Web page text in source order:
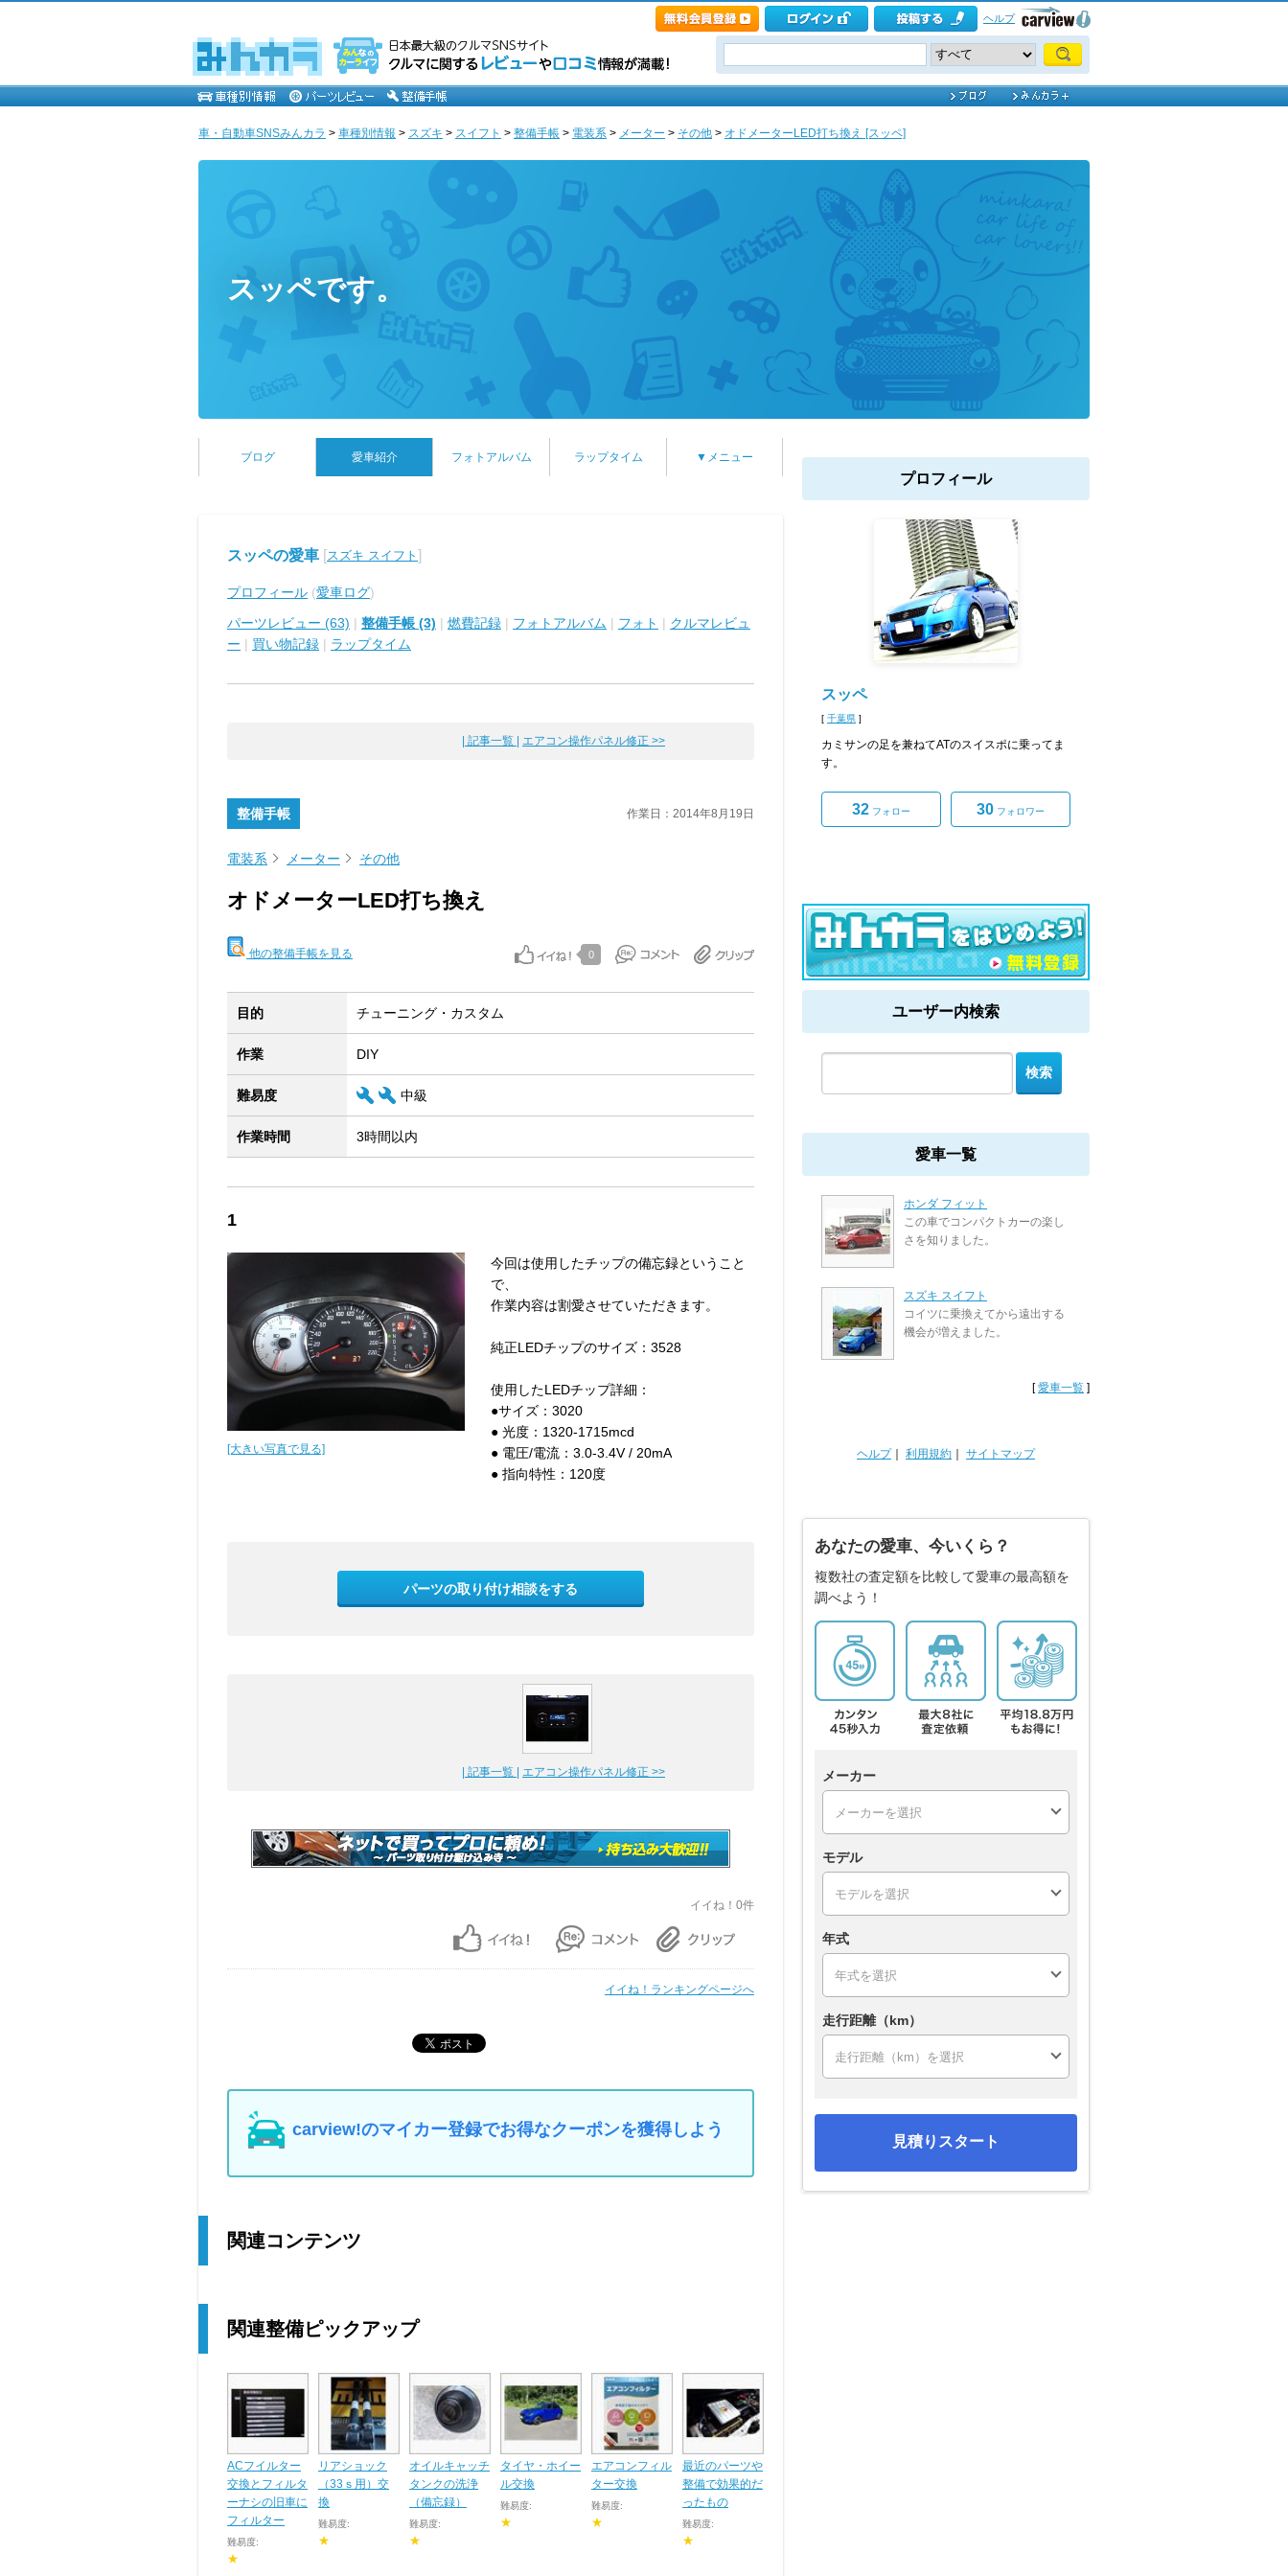
ヘルプ
車・自動車SNSみんカラ > 車種別情報 > スズキ > スイフト > 整備手帳 > 電装系 > メーター > その他 > オドメーターLED打ち換え [スッペ]
スッペです。
ブログ 愛車紹介 フォトアルバム ラップタイム ▼メニュー
スッペの愛車 [スズキ スイフト ]
プロフィール (愛車ログ)
パーツレビュー (63) | 整備手帳 (3) | 燃費記録 | フォトアルバム | フォト | クルマレビュ
ー | 買い物記録 | ラップタイム
| 記事一覧 | エアコン操作パネル修正 >>
整備手帳 作業日：2014年8月19日
電装系 メーター その他
オドメーターLED打ち換え
他の整備手帳を見る 0
目的 チューニング・カスタム
作業 DIY
難易度 中級
作業時間 3時間以内
1
[大きい写真で見る]
今回は使用したチップの備忘録ということ
で、
作業内容は割愛させていただきます。
純正LEDチップのサイズ：3528
使用したLEDチップ詳細：
●サイズ：3020
● 光度：1320-1715mcd
● 電圧/電流：3.0-3.4V / 20mA
● 指向特性：120度
パーツの取り付け相談をする
| 記事一覧 | エアコン操作パネル修正 >>
イイね！0件
イイね！ランキングページへ
carview!のマイカー登録でお得なクーポンを獲得しよう
関連コンテンツ
関連整備ピックアップ
ACフイルター
交換とフィルタ
ーナシの旧車に
フィルター
難易度:
★
リアショック
（33ｓ用）交
換
難易度:
★
オイルキャッチ
タンクの洗浄
（備忘録）
難易度:
★
タイヤ・ホイー
ル交換
難易度:
★
エアコンフィル
ター交換
難易度:
★
最近のパーツや
整備で効果的だ
ったもの
難易度:
★
プロフィール
スッペ
[ 千葉県 ]
カミサンの足を兼ねてATのスイスポに乗ってま
す。
32 フォロー 30 フォロワー
ユーザー内検索
愛車一覧
ホンダ フィット
この車でコンパクトカーの楽し
さを知りました。
スズキ スイフト
コイツに乗換えてから遠出する
機会が増えました。
[愛車一覧 ]
ヘルプ｜ 利用規約 サイトマップ
あなたの愛車、今いくら？
複数社の査定額を比較して愛車の最高額を
調べよう！
メーカー
モデル
年式
走行距離（km）
見積りスタート